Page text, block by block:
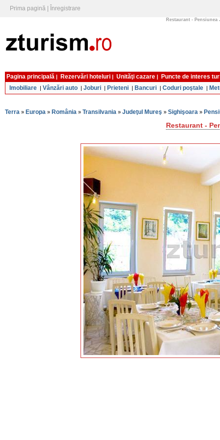
Prima pagină Înregistrare
Restaurant -
Pagina principală | Rezervări hoteluri | Unităţi cazare |
Puncte de interes
Imobiliare | Vânzări auto | Joburi | Prieteni | Bancuri | Coduri poştale |
Terra » Europa » România » Transilvania » Judeţul Mureş » Sighişoara »
Restaurant -